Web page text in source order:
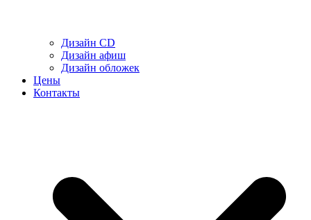
Дизайн CD
Дизайн афиш
Дизайн обложек
Цены
Контакты